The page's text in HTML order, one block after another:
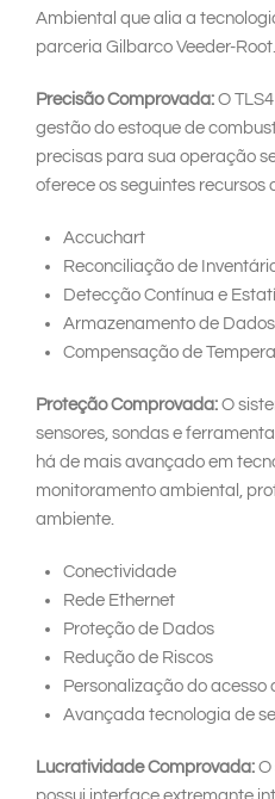
Ambiental que alia a
parceria Gilbarco Veeder-Root.
Precisão Comprovada: O
gestão do estoque de
precisas para sua operação
oferece os seguintes recursos
Accuchart
Reconciliação de
Detecção Contínua e
Armazenamento de Dados
Compensação de
Proteção Comprovada: O
sensores, sondas e
há de mais avançado em
monitoramento ambiental,
ambiente.
Conectividade
Rede Ethernet
Proteção de Dados
Redução de Riscos
Personalização do acesso
Avançada tecnologia de
Lucratividade Comprovada: O